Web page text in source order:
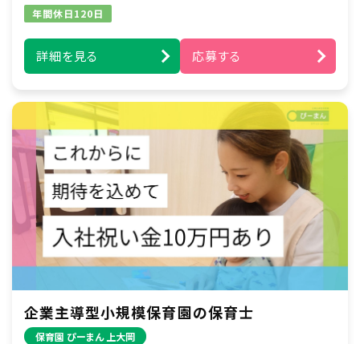
年間休日120日
詳細を見る 応募する
企業主導型小規模保育園の保育士
保育園 ぴーまん 上大岡